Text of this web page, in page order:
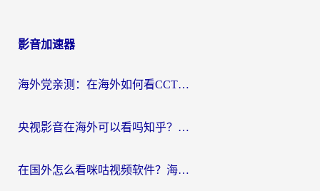
影音加速器
海外党亲测：在海外如何看CCTV？告别“仅限大陆播放”的实用指南
央视影音在海外可以看吗知乎？留学生亲测：3步解决地域限制+追剧自由
在国外怎么看咪咕视频软件？海外党亲测有效的回国加速方案